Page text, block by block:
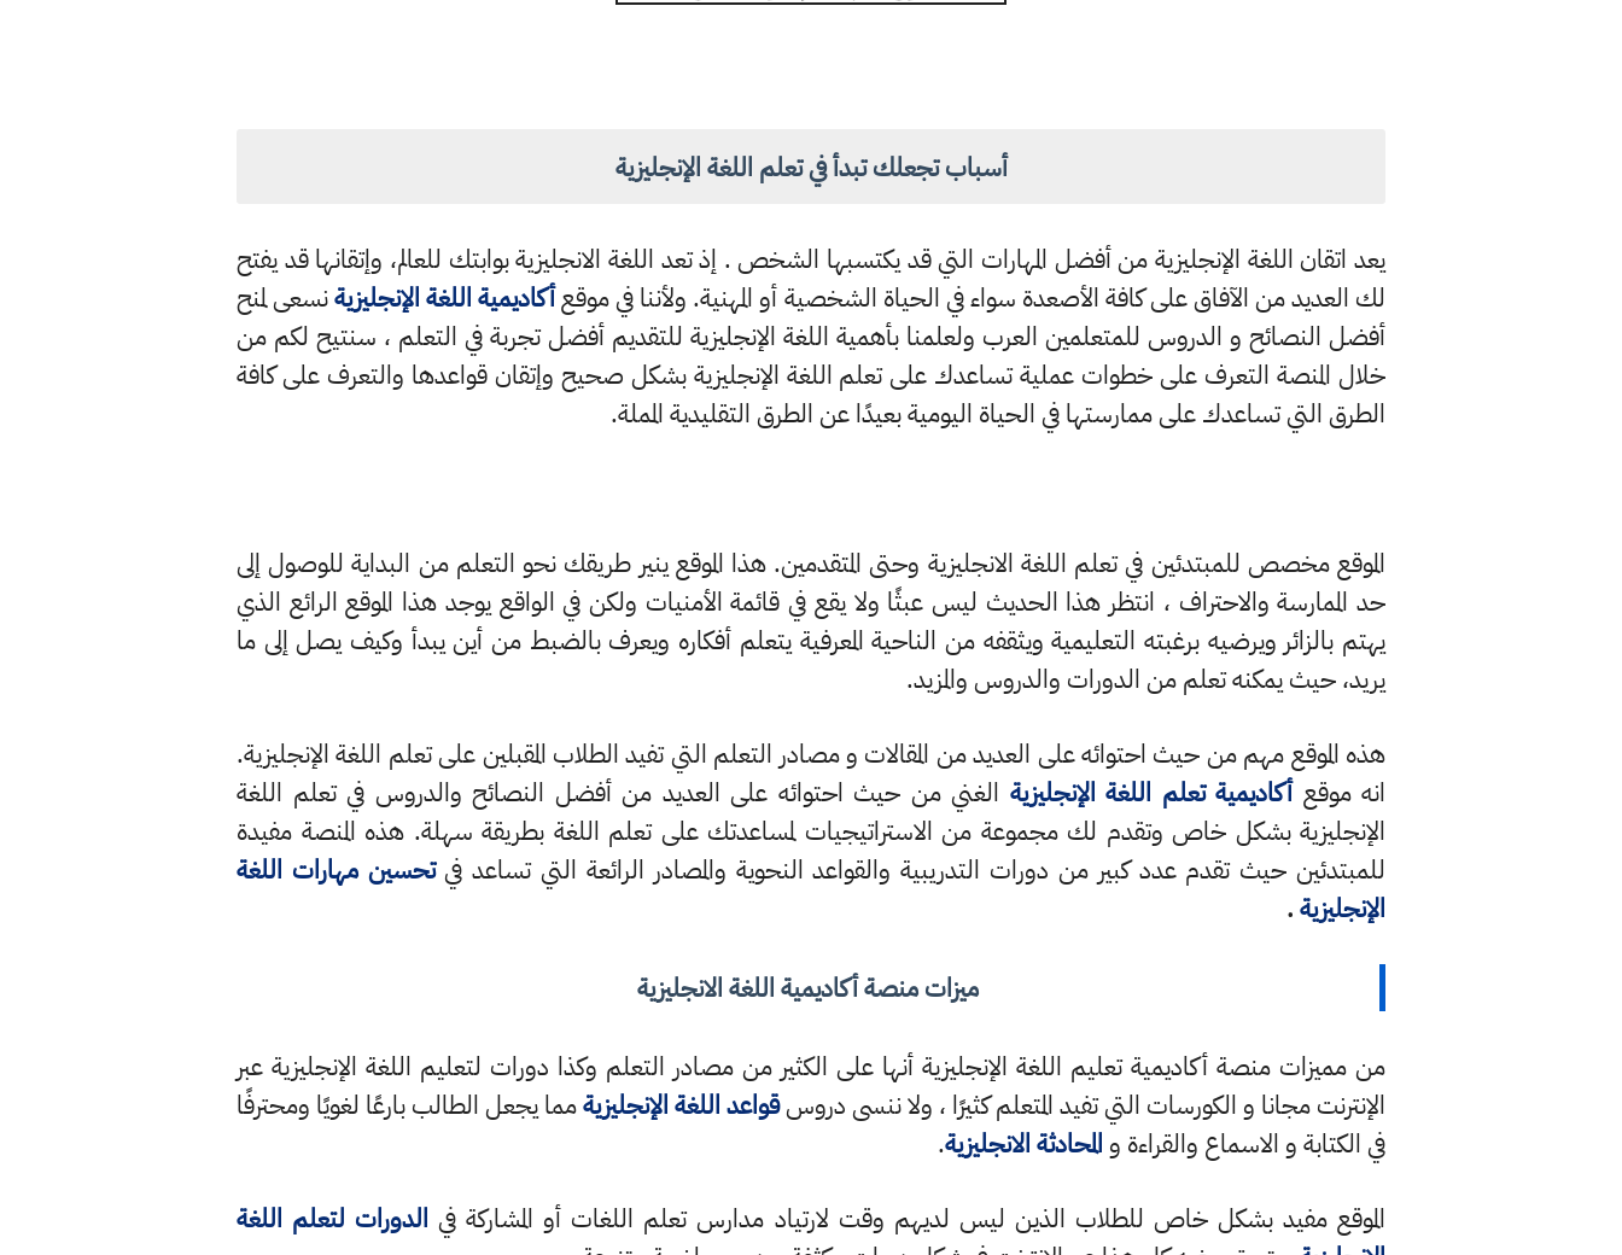
أسباب تجعلك تبدأ في تعلم اللغة الإنجليزية
يعد اتقان اللغة الإنجليزية من أفضل المهارات التي قد يكتسبها الشخص . إذ تعد اللغة الانجليزية بوابتك للعالم، وإتقانها قد يفتح
لك العديد من الآفاق على كافة الأصعدة سواء في الحياة الشخصية أو المهنية. ولأننا في موقعأكاديمية اللغة الإنجليزيةنسعى لمنح
أفضل النصائح و الدروس للمتعلمين العرب ولعلمنا بأهمية اللغة الإنجليزية للتقديم أفضل تجربة في التعلم ، سنتيح لكم من
خلال المنصة التعرف على خطوات عملية تساعدك على تعلم اللغة الإنجليزية بشكل صحيح وإتقان قواعدها والتعرف على كافة
الطرق التي تساعدك على ممارستها في الحياة اليومية بعيدًا عن الطرق التقليدية المملة.
الموقع مخصص للمبتدئين في تعلم اللغة الانجليزية وحتى المتقدمين. هذا الموقع ينير طريقك نحو التعلم من البداية للوصول إلى
حد الممارسة والاحتراف ، انتظر هذا الحديث ليس عبثًا ولا يقع في قائمة الأمنيات ولكن في الواقع يوجد هذا الموقع الرائع الذي
يهتم بالزائر ويرضيه برغبته التعليمية ويثقفه من الناحية المعرفية يتعلم أفكاره ويعرف بالضبط من أين يبدأ وكيف يصل إلى ما
يريد، حيث يمكنه تعلم من الدورات والدروس والمزيد.
هذه الموقع مهم من حيث احتوائه على العديد من المقالات و مصادر التعلم التي تفيد الطلاب المقبلين على تعلم اللغة الإنجليزية.
انه موقع أكاديمية تعلم اللغة الإنجليزية الغني من حيث احتوائه على العديد من أفضل النصائح والدروس في تعلم اللغة
الإنجليزية بشكل خاص وتقدم لك مجموعة من الاستراتيجيات لمساعدتك على تعلم اللغة بطريقة سهلة. هذه المنصة مفيدة
للمبتدئين حيث تقدم عدد كبير من دورات التدريبية والقواعد النحوية والمصادر الرائعة التي تساعد فيتحسين مهارات اللغة
الإنجليزية.
ميزات منصة أكاديمية اللغة الانجليزية
من مميزات منصة أكاديمية تعليم اللغة الإنجليزية أنها على الكثير من مصادر التعلم وكذا دورات لتعليم اللغة الإنجليزية عبر
الإنترنت مجانا و الكورسات التي تفيد المتعلم كثيرًا ، ولا ننسى دروسقواعد اللغة الإنجليزيةمما يجعل الطالب بارعًا لغويًا ومحترفًا
في الكتابة و الاسماع والقراءة و المحادثة الانجليزية.
الموقع مفيد بشكل خاص للطلاب الذين ليس لديهم وقت لارتياد مدارس تعلم اللغات أو المشاركة في الدورات لتعلم اللغة